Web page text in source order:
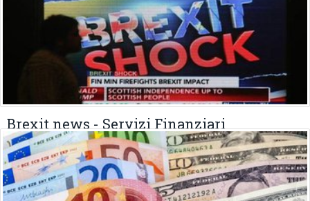
Brexit news - Servizi Finanziari
29 GENNAIO 2021